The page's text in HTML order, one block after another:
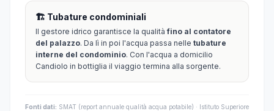
🏗️ Tubature condominiali
Il gestore idrico garantisce la qualitàfino al contatore
del palazzo. Da lì in poi l'acqua passa nelle tubature
interne del condominio. Con l'acqua a domicilio
Candiolo in bottiglia il viaggio termina alla sorgente.
Fonti dati: SMAT (report annuale qualità acqua potabile) · Istituto Superiore